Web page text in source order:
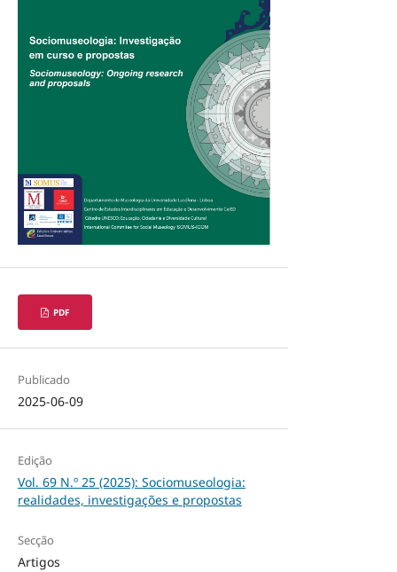
PDF
Publicado
2025-06-09
Edição
Vol. 69 N.º 25 (2025): Sociomuseologia:
realidades, investigações e propostas
Secção
Artigos